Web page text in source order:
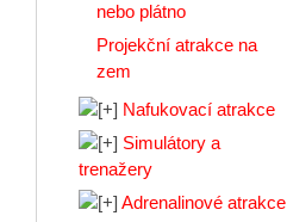
nebo plátno
Projekční atrakce na
zem
Nafukovací atrakce
Simulátory a
trenažery
Adrenalinové atrakce